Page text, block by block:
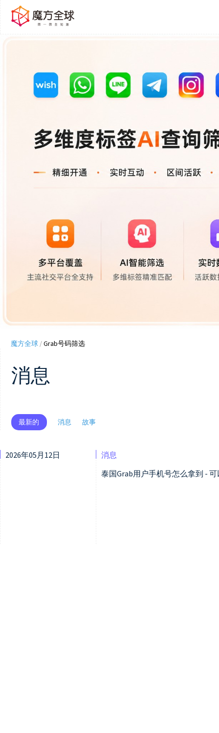
魔方全球/Grab号码筛选
消息
最新的 消息 故事
2026年05月12日
消息
泰国Grab用户手机号怎么拿到 -